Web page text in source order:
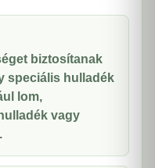
biztosítanak
speciális hulladék
lom,
vagy